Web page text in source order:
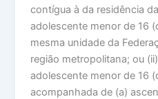
contígua à da residência
adolescente menor de 16
mesma unidade da
região metropolitana; ou
adolescente menor de 16
acompanhada de (a)